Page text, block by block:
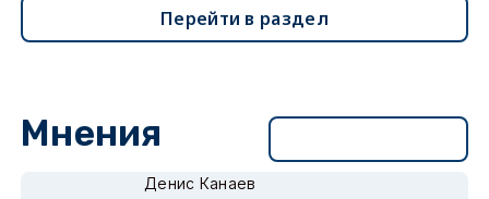
Перейти в раздел
Мнения
Денис Канаев